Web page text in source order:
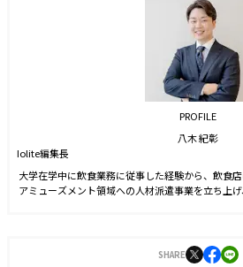
PROFILE
八木 紀彰
Iolite編集長
大学在学中に飲食業務に従事した経験から、飲食
アミューズメント領域への人材派遣事業を立ち上
刊。
SHARE